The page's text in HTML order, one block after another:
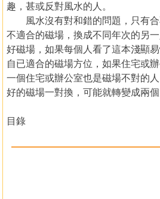
趣，甚或反對風水的人。
風水沒有對和錯的問題，只有合
不適合的磁場，換成不同年次的另
好磁場，如果每個人看了這本淺顯
自已適合的磁場方位，如果住宅或
一個住宅或辦公室也是磁場不對的
好的磁場一對換，可能就轉變成兩
目錄
陳怡魁博士序